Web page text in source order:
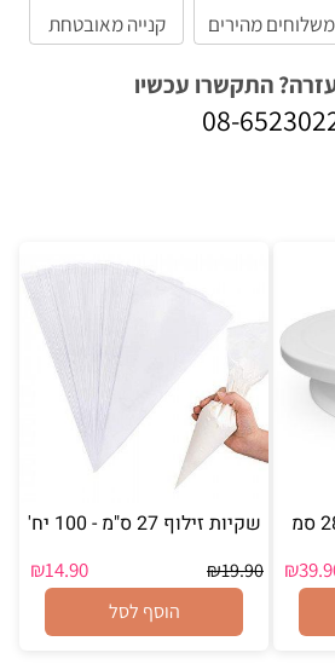
משלוחים מהירים קנייה מאובטחת
התקשרו עכשיו
08-
₪
שקיות זילוף 27 ס"מ - 100 יח'
₪19.90
₪14.90
הוסף לסל